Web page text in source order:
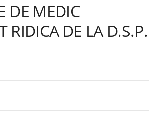
DE MEDIC
RIDICA DE LA D.S.P.